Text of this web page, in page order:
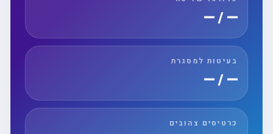
— / —
בעיטות למסגרת
— / —
כרטיסים צהובים